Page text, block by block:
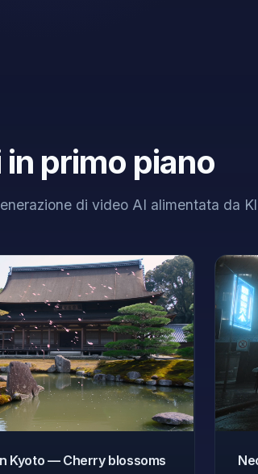
primo piano
di video AI alimentata da
Kyoto — Cherry blossoms